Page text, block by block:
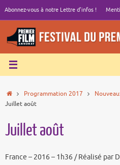
contenu
Abonnez-vous à notre Lettre d’infos !
AccueilProgrammation 2017
Juillet août
Juillet août
France – 2016 – 1h36 / Réalisé par